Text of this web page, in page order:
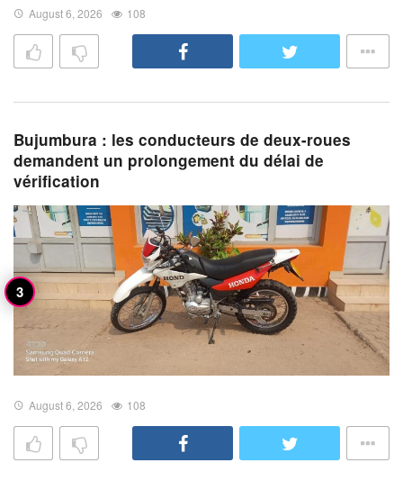
August 6, 2026 108
Bujumbura : les conducteurs de deux-roues
demandent un prolongement du délai de
vérification
August 6, 2026 108